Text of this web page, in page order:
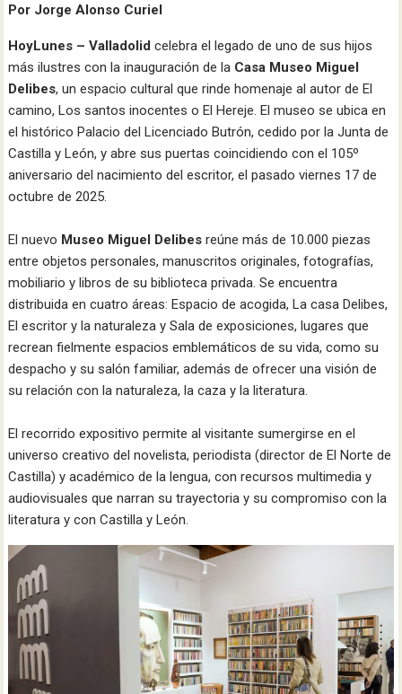
Por Jorge Alonso Curiel
HoyLunes – Valladolid celebra el legado de uno de sus hijos
más ilustres con la inauguración de la Casa Museo Miguel
Delibes, un espacio cultural que rinde homenaje al autor de El
camino, Los santos inocentes o El Hereje. El museo se ubica en
el histórico Palacio del Licenciado Butrón, cedido por la Junta de
Castilla y León, y abre sus puertas coincidiendo con el 105º
aniversario del nacimiento del escritor, el pasado viernes 17 de
octubre de 2025.​
El nuevo Museo Miguel Delibes reúne más de 10.000 piezas
entre objetos personales, manuscritos originales, fotografías,
mobiliario y libros de su biblioteca privada. Se encuentra
distribuida en cuatro áreas: Espacio de acogida, La casa Delibes,
El escritor y la naturaleza y Sala de exposiciones, lugares que
recrean fielmente espacios emblemáticos de su vida, como su
despacho y su salón familiar, además de ofrecer una visión de
su relación con la naturaleza, la caza y la literatura.​
El recorrido expositivo permite al visitante sumergirse en el
universo creativo del novelista, periodista (director de El Norte de
Castilla) y académico de la lengua, con recursos multimedia y
audiovisuales que narran su trayectoria y su compromiso con la
literatura y con Castilla y León.​